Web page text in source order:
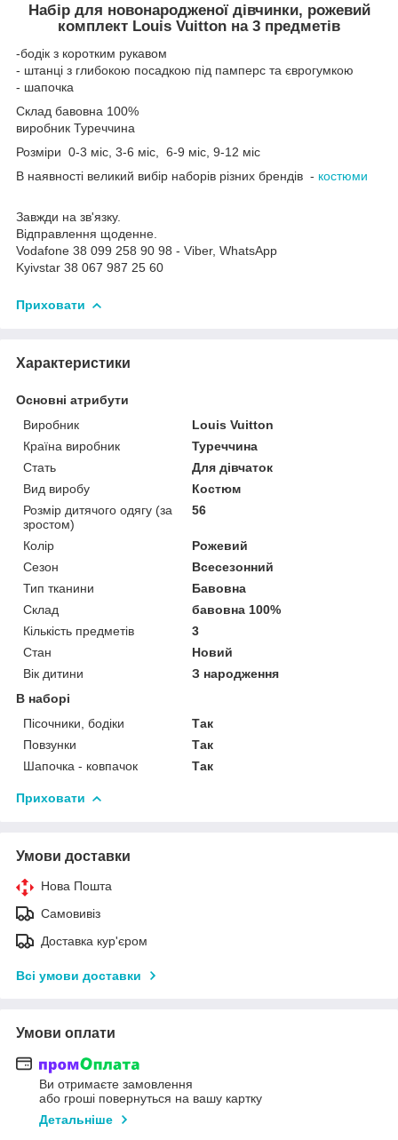
Набір для новонародженої дівчинки, рожевий
комплект Louis Vuitton на 3 предметів
-бодік з коротким рукавом
- штанці з глибокою посадкою під памперс та єврогумкою
- шапочка
Склад бавовна 100%
виробник Туреччина
Розміри 0-3 міс, 3-6 міс, 6-9 міс, 9-12 міс
В наявності великий вибір наборів різних брендів - костюми
Завжди на зв'язку.
Відправлення щоденне.
Vodafone 38 099 258 90 98 - Viber, WhatsApp
Kyivstar 38 067 987 25 60
Приховати
Характеристики
Основні атрибути
Виробник
Louis Vuitton
Країна виробник
Туреччина
Стать
Для дівчаток
Вид виробу
Костюм
Розмір дитячого одягу (за
зростом)
56
Колір
Рожевий
Сезон
Всесезонний
Тип тканини
Бавовна
Склад
бавовна 100%
Кількість предметів
3
Стан
Новий
Вік дитини
З народження
В наборі
Пісочники, бодіки
Так
Повзунки
Так
Шапочка - ковпачок
Так
Приховати
Умови доставки
Нова Пошта
Самовивіз
Доставка кур'єром
Всі умови доставки
Умови оплати
Ви отримаєте замовлення
або гроші повернуться на вашу картку
Детальніше